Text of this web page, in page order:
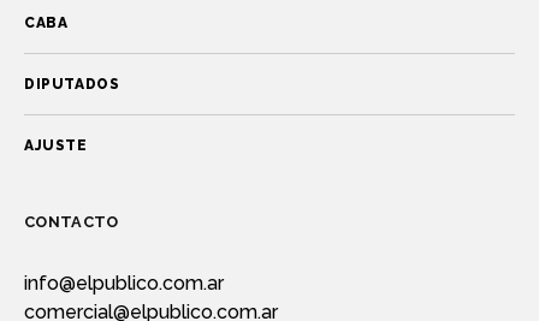
CABA
DIPUTADOS
AJUSTE
CONTACTO
info@elpublico.com.ar
comercial@elpublico.com.ar